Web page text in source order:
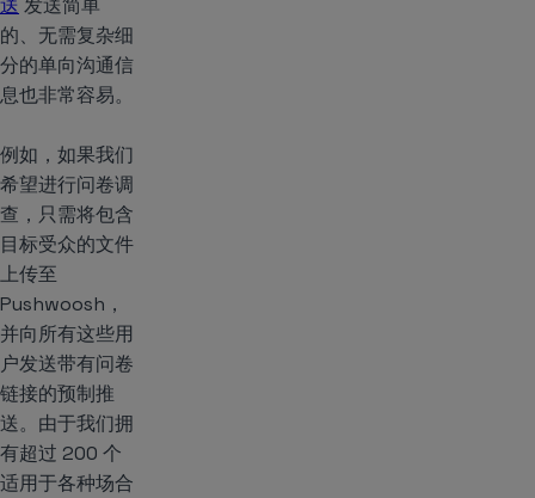
的、无需复杂细
分的单向沟通信
息也非常容易。
例如，如果我们
希望进行问卷调
查，只需将包含
目标受众的文件
上传至
Pushwoosh，
并向所有这些用
户发送带有问卷
链接的预制推
送。由于我们拥
有超过 200 个
适用于各种场合